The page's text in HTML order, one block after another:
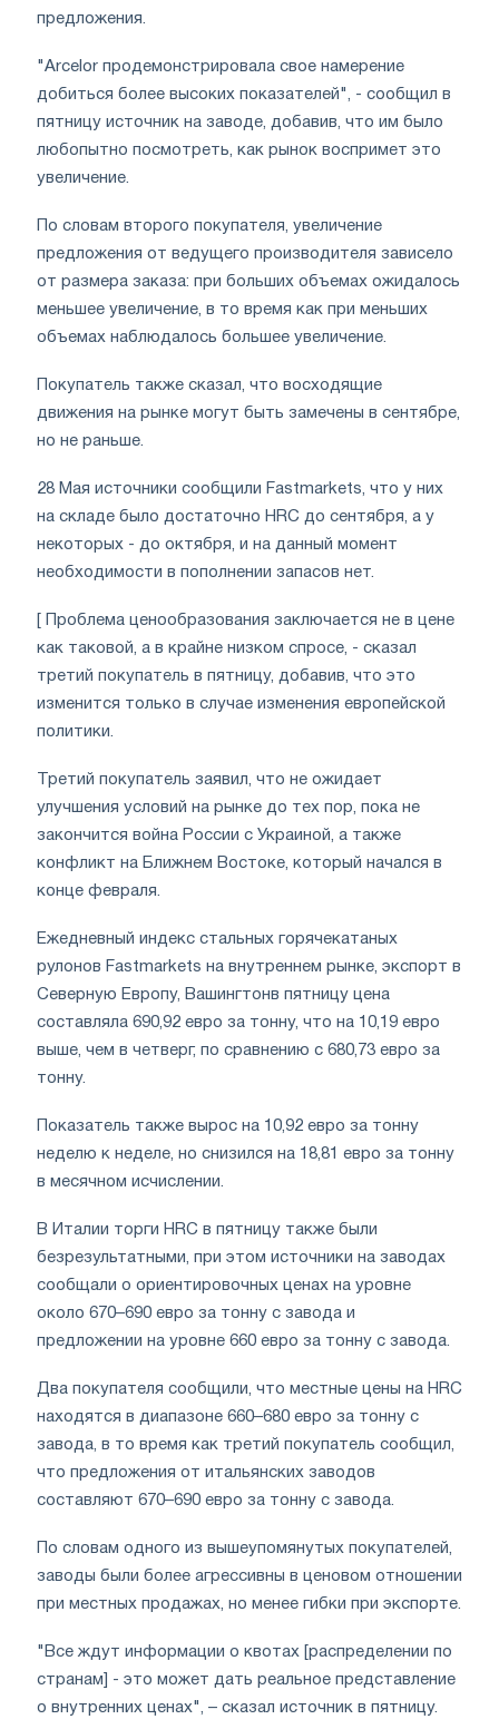
предложения.
"Arcelor продемонстрировала свое намерение
добиться более высоких показателей", - сообщил в
пятницу источник на заводе, добавив, что им было
любопытно посмотреть, как рынок воспримет это
увеличение.
По словам второго покупателя, увеличение
предложения от ведущего производителя зависело
от размера заказа: при больших объемах ожидалось
меньшее увеличение, в то время как при меньших
объемах наблюдалось большее увеличение.
Покупатель также сказал, что восходящие
движения на рынке могут быть замечены в сентябре,
но не раньше.
28 Мая источники сообщили Fastmarkets, что у них
на складе было достаточно HRC до сентября, а у
некоторых - до октября, и на данный момент
необходимости в пополнении запасов нет.
[ Проблема ценообразования заключается не в цене
как таковой, а в крайне низком спросе, - сказал
третий покупатель в пятницу, добавив, что это
изменится только в случае изменения европейской
политики.
Третий покупатель заявил, что не ожидает
улучшения условий на рынке до тех пор, пока не
закончится война России с Украиной, а также
конфликт на Ближнем Востоке, который начался в
конце февраля.
Ежедневный индекс стальных горячекатаных
рулонов Fastmarkets на внутреннем рынке, экспорт в
Северную Европу, Вашингтонв пятницу цена
составляла 690,92 евро за тонну, что на 10,19 евро
выше, чем в четверг, по сравнению с 680,73 евро за
тонну.
Показатель также вырос на 10,92 евро за тонну
неделю к неделе, но снизился на 18,81 евро за тонну
в месячном исчислении.
В Италии торги HRC в пятницу также были
безрезультатными, при этом источники на заводах
сообщали о ориентировочных ценах на уровне
около 670–690 евро за тонну с завода и
предложении на уровне 660 евро за тонну с завода.
Два покупателя сообщили, что местные цены на HRC
находятся в диапазоне 660–680 евро за тонну с
завода, в то время как третий покупатель сообщил,
что предложения от итальянских заводов
составляют 670–690 евро за тонну с завода.
По словам одного из вышеупомянутых покупателей,
заводы были более агрессивны в ценовом отношении
при местных продажах, но менее гибки при экспорте.
"Все ждут информации о квотах [распределении по
странам] - это может дать реальное представление
о внутренних ценах", – сказал источник в пятницу.